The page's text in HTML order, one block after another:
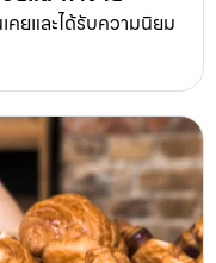
ยและได้รับความนิยม